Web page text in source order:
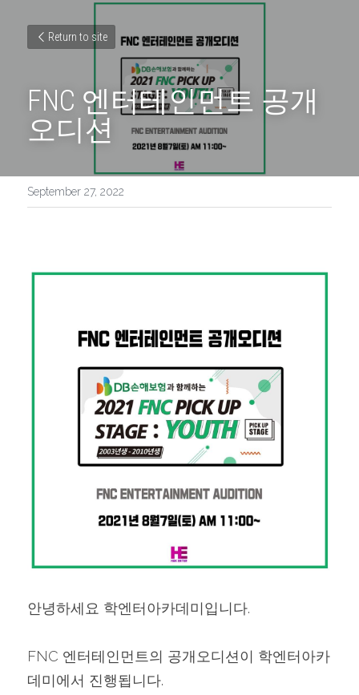
Return to site
FNC 엔터테인먼트 공개
오디션
September 27, 2022
안녕하세요 학엔터아카데미입니다.
FNC 엔터테인먼트의 공개오디션이 학엔터아카
데미에서 진행됩니다.